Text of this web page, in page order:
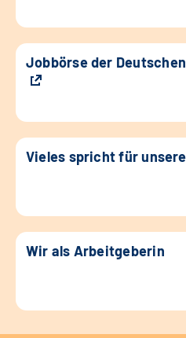
Jobbörse der
Vieles spricht für
Wir als Arbeitgeberin